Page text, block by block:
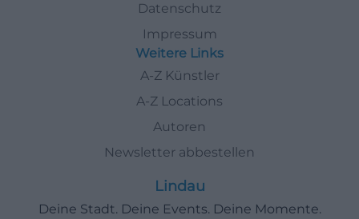
Datenschutz
Impressum
Weitere Links
A-Z Künstler
A-Z Locations
Autoren
Newsletter abbestellen
Lindau
Deine Stadt. Deine Events. Deine Momente.